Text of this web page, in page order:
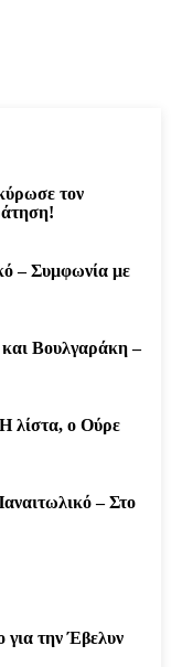
τον
– Συμφωνία με
και Βουλγαράκη –
λίστα, ο Ούρε
– Στο
για την Έβελυν